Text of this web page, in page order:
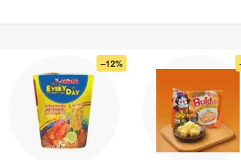
–12%